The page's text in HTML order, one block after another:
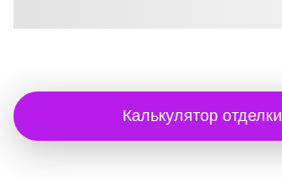
Калькулятор отделки